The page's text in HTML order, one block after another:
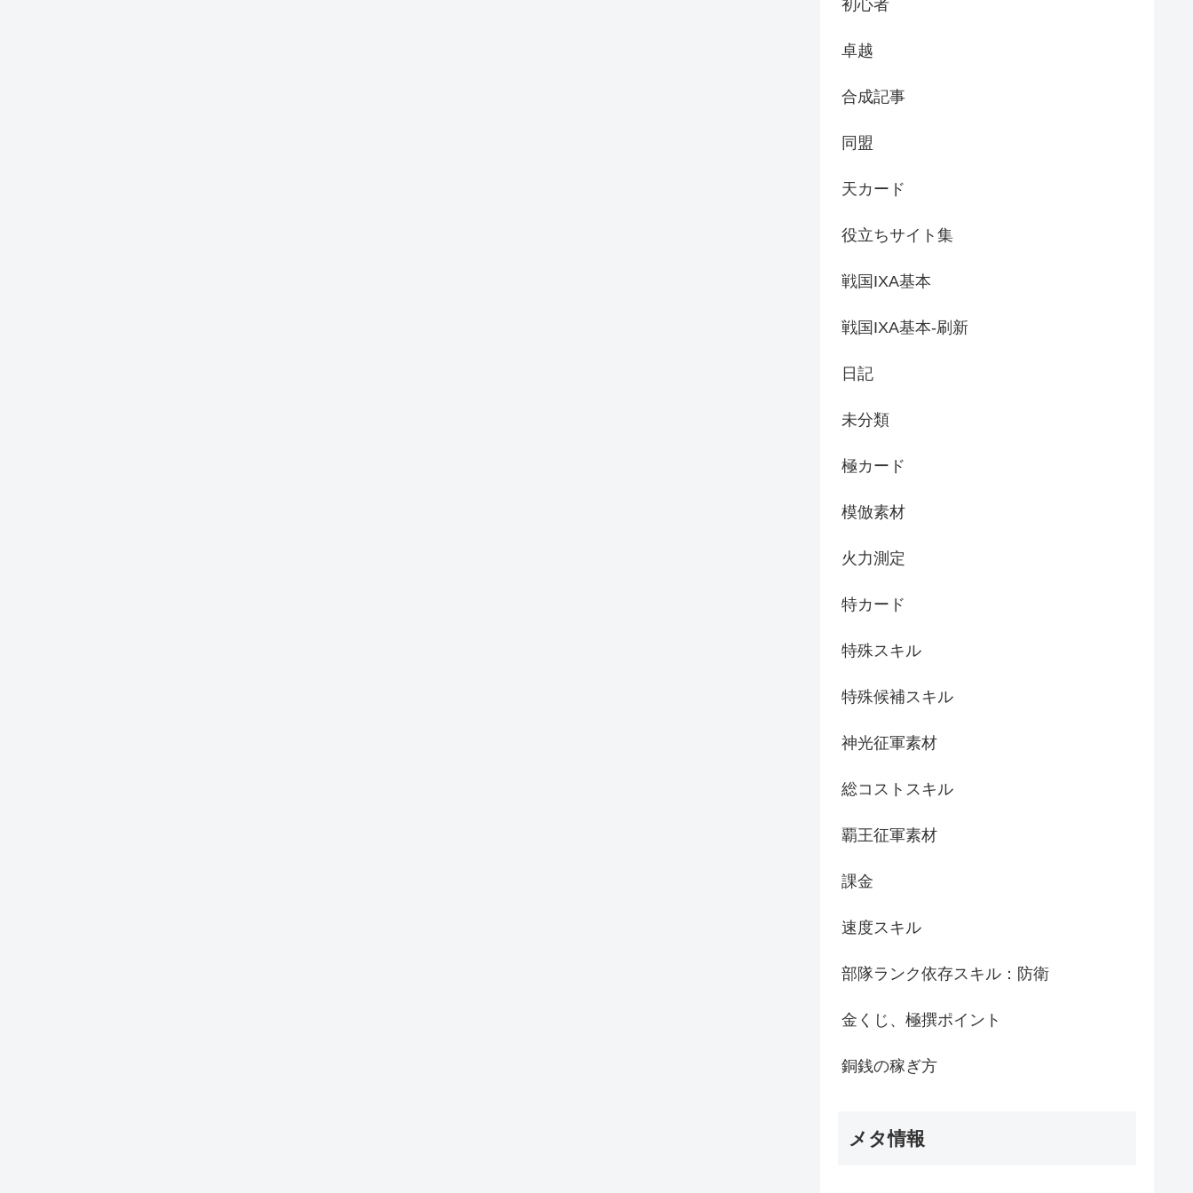
初心者
卓越
合成記事
同盟
天カード
役立ちサイト集
戦国IXA基本
戦国IXA基本-刷新
日記
未分類
極カード
模倣素材
火力測定
特カード
特殊スキル
特殊候補スキル
神光征軍素材
総コストスキル
覇王征軍素材
課金
速度スキル
部隊ランク依存スキル：防衛
金くじ、極撰ポイント
銅銭の稼ぎ方
メタ情報